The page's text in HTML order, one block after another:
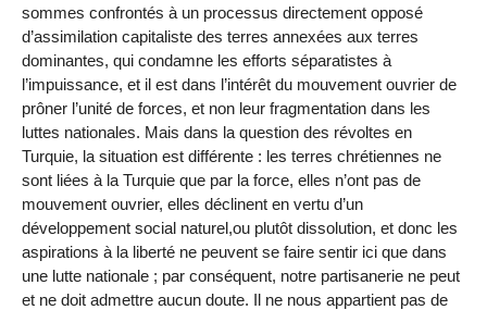
sommes confrontés à un processus directement opposé
d’assimilation capitaliste des terres annexées aux terres
dominantes, qui condamne les efforts séparatistes à
l’impuissance, et il est dans l’intérêt du mouvement ouvrier de
prôner l’unité de forces, et non leur fragmentation dans les
luttes nationales. Mais dans la question des révoltes en
Turquie, la situation est différente : les terres chrétiennes ne
sont liées à la Turquie que par la force, elles n’ont pas de
mouvement ouvrier, elles déclinent en vertu d’un
développement social naturel,ou plutôt dissolution, et donc les
aspirations à la liberté ne peuvent se faire sentir ici que dans
une lutte nationale ; par conséquent, notre partisanerie ne peut
et ne doit admettre aucun doute. Il ne nous appartient pas de